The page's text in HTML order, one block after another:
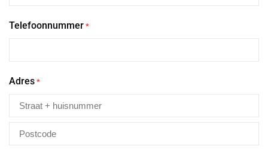
Telefoonnummer *
Adres *